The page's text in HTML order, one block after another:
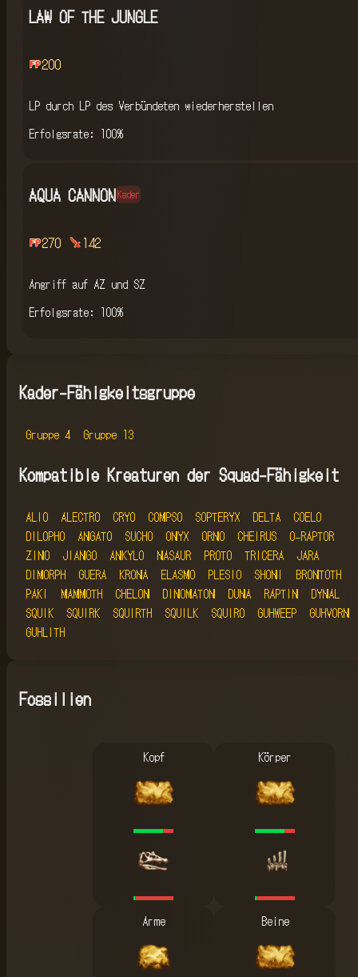
LAW OF THE JUNGLE
200
LP durch LP des Verbündeten wiederherstellen
Erfolgsrate: 100%
AQUA CANNONKader
270 142
Angriff auf AZ und SZ
Erfolgsrate: 100%
Kader-Fähigkeitsgruppe
Gruppe 4 Gruppe 13
Kompatible Kreaturen der Squad-Fähigkeit
ALIO ALECTRO CRYO COMPSO SOPTERYX DELTA
COELO
DILOPHO
ANGATO SUCHO ONYX ORNO CHEIRUS
O-RAPTOR
ZINO
JIANGO ANKYLO NASAUR PROTO TRICERA
JARA
DIMORPH
GUERA KRONA ELASMO PLESIO SHONI
BRONTOTH
PAKI
MAMMOTH CHELON DINOMATON DUNA RAPTIN
DYNAL
SQUIK
SQUIRK SQUIRTH SQUILK SQUIRO GUHWEEP
GUHVORN
GUHLITH
Fossilien
Kopf Körper
Arme Beine